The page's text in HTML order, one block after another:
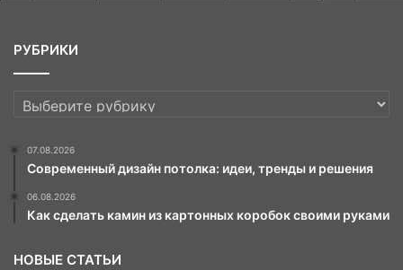
РУБРИКИ
РУБРИКИ
07.08.2026
Современный дизайн потолка: идеи, тренды и решения
06.08.2026
Как сделать камин из картонных коробок своими руками
НОВЫЕ СТАТЬИ